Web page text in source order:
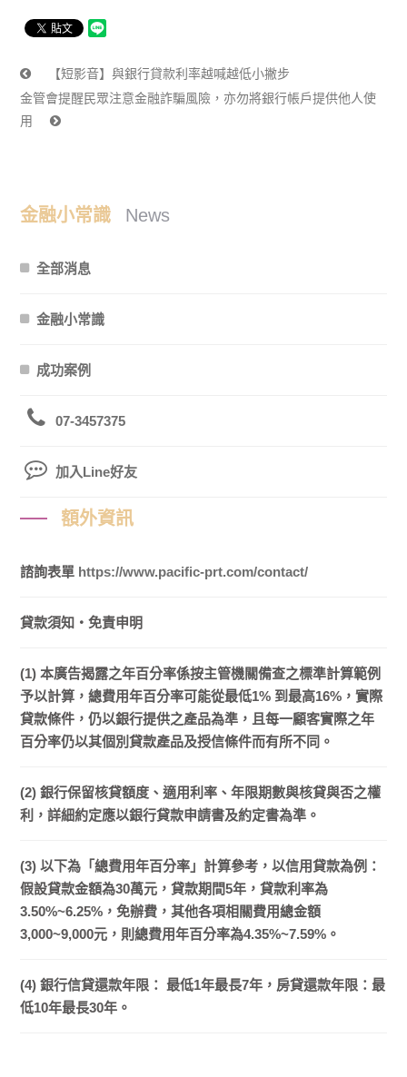
【短影音】與銀行貸款利率越喊越低小撇步
金管會提醒民眾注意金融詐騙風險，亦勿將銀行帳戶提供他人使
用
金融小常識 News
全部消息
金融小常識
成功案例
07-3457375
加入Line好友
額外資訊
諮詢表單 https://www.pacific-prt.com/contact/
貸款須知・免責申明
(1) 本廣告揭露之年百分率係按主管機關備查之標準計算範例
予以計算，總費用年百分率可能從最低1% 到最高16%，實際
貸款條件，仍以銀行提供之產品為準，且每一顧客實際之年
百分率仍以其個別貸款產品及授信條件而有所不同。
(2) 銀行保留核貸額度、適用利率、年限期數與核貸與否之權
利，詳細約定應以銀行貸款申請書及約定書為準。
(3) 以下為「總費用年百分率」計算參考，以信用貸款為例：
假設貸款金額為30萬元，貸款期間5年，貸款利率為
3.50%~6.25%，免辦費，其他各項相關費用總金額
3,000~9,000元，則總費用年百分率為4.35%~7.59%。
(4) 銀行信貸還款年限： 最低1年最長7年，房貸還款年限：最
低10年最長30年。